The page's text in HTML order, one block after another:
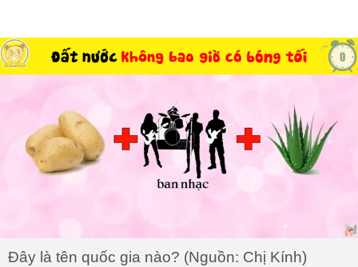
Đây là tên quốc gia nào? (Nguồn: Chị Kính)